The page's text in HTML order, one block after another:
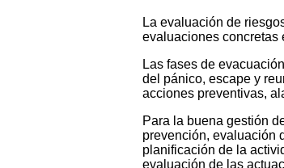
La evaluación de
evaluaciones concretas
Las fases de
del pánico, escape y
acciones preventivas,
Para la buena gestión
prevención, evaluación
planificación de la
evaluación de las